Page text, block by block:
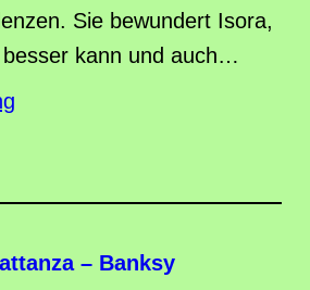
Sie bewundert Isora,
kann und auch…
– Banksy